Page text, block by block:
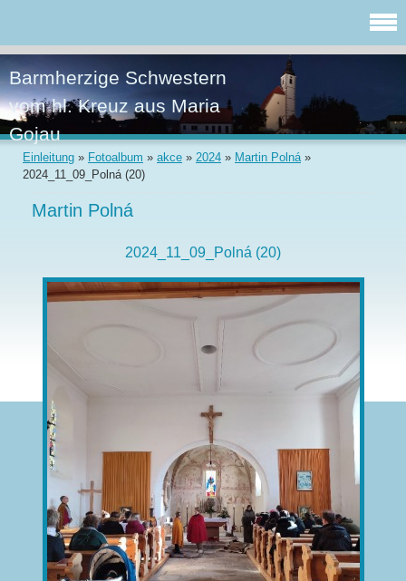
Barmherzige Schwestern
vom hl. Kreuz aus Maria
Gojau
Einleitung » Fotoalbum » akce » 2024 » Martin Polná»
2024_11_09_Polná (20)
Martin Polná
2024_11_09_Polná (20)